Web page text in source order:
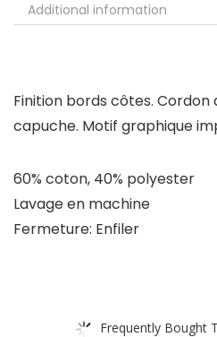
Additional information
Finition bords côtes. Cordon
capuche. Motif graphique
60% coton, 40% polyester
Lavage en machine
Fermeture: Enfiler
Frequently Bought